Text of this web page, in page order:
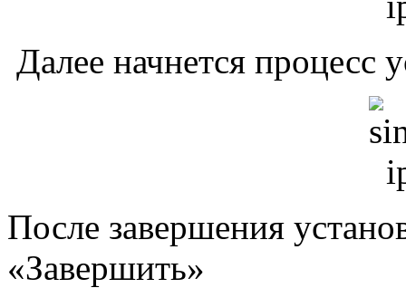
Далее начнется процесс
После завершения
«Завершить»